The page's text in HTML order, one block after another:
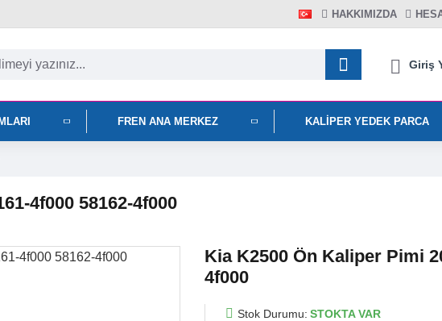
HAKKIMIZDA
Giriş
FREN ANA MERKEZ KALIPER YEDEK PARCA
4f000 58162-4f000
Kia K2500 Ön Kaliper Pimi
4f000
Stok Durumu: STOKTA VAR